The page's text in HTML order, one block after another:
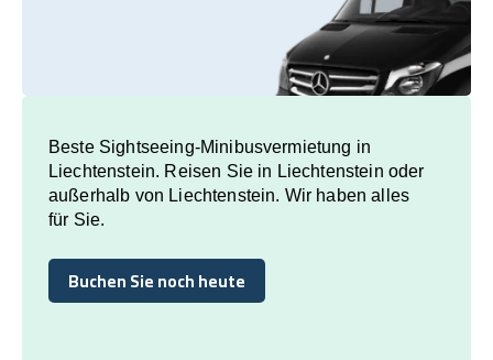
Beste Sightseeing-Minibusvermietung in
Liechtenstein. Reisen Sie in Liechtenstein oder
außerhalb von Liechtenstein. Wir haben alles
für Sie.
Buchen Sie noch heute
Buchen Sie noch heute